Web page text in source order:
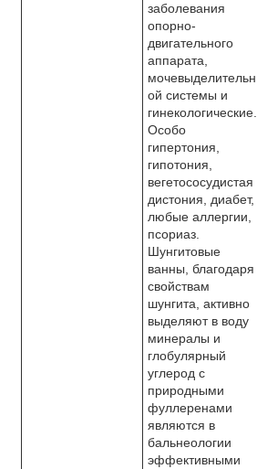
заболевания
опорно-
двигательного
аппарата,
мочевыделительн
ой системы и
гинекологические.
Особо
гипертония,
гипотония,
вегетососудистая
дистония, диабет,
любые аллергии,
псориаз.
Шунгитовые
ванны, благодаря
свойствам
шунгита, активно
выделяют в воду
минералы и
глобулярный
углерод с
природными
фуллеренами
являются в
бальнеологии
эффективными